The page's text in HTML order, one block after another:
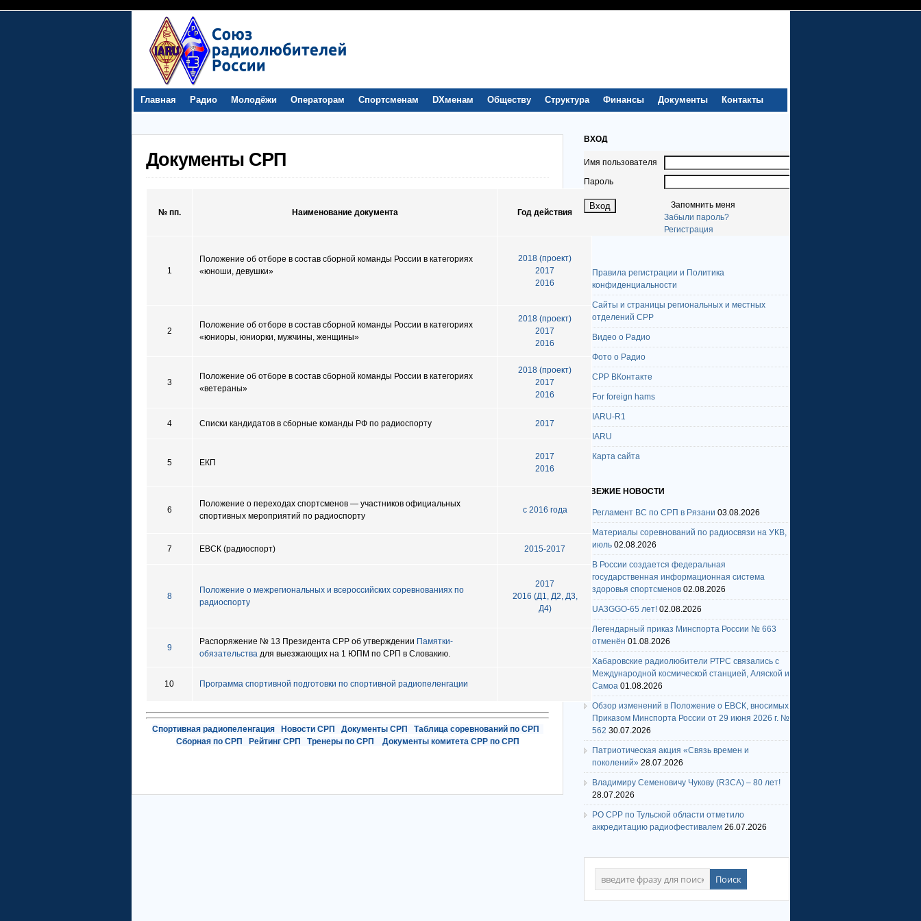
Главная Радио Молодёжи Операторам Спортсменам DXменам Обществу Структура Финансы Документы Контакты
Документы СРП
№ пп. Наименование документа Год действия
1
Положение об отборе в состав сборной команды России в категориях
«юноши, девушки»
2018 (проект)
2017
2016
2
Положение об отборе в состав сборной команды России в категориях
«юниоры, юниорки, мужчины, женщины»
2018 (проект)
2017
2016
3
Положение об отборе в состав сборной команды России в категориях
«ветераны»
2018 (проект)
2017
2016
4 Списки кандидатов в сборные команды РФ по радиоспорту 2017
5 ЕКП
2017
2016
6
Положение о переходах спортсменов — участников официальных
спортивных мероприятий по радиоспорту
с 2016 года
7 ЕВСК (радиоспорт) 2015-2017
8
Положение о межрегиональных и всероссийских соревнованиях по
радиоспорту
2017
2016 (Д1, Д2, Д3,
Д4)
9
Распоряжение № 13 Президента СРР об утверждении Памятки-
обязательства для выезжающих на 1 ЮПМ по СРП в Словакию.
10 Программа спортивной подготовки по спортивной радиопеленгации
Спортивная радиопеленгация Новости СРП Документы СРП
Таблица соревнований по СРП
Сборная по СРП
Рейтинг СРП Тренеры по СРП Документы комитета СРР по СРП
ВХОД
Имя пользователя
Пароль
Запомнить меня
Забыли пароль?
Регистрация
Правила регистрации и Политика
конфиденциальности
Сайты и страницы региональных и местных
отделений СРР
Видео о Радио
Фото о Радио
СРР ВКонтакте
For foreign hams
IARU-R1
IARU
Карта сайта
СВЕЖИЕ НОВОСТИ
Регламент ВС по СРП в Рязани 03.08.2026
Материалы соревнований по радиосвязи на УКВ,
июль 02.08.2026
В России создается федеральная
государственная информационная система
здоровья спортсменов 02.08.2026
UA3GGO-65 лет! 02.08.2026
Легендарный приказ Минспорта России № 663
отменён 01.08.2026
Хабаровские радиолюбители РТРС связались с
Международной космической станцией, Аляской и
Самоа 01.08.2026
Обзор изменений в Положение о ЕВСК, вносимых
Приказом Минспорта России от 29 июня 2026 г. №
562 30.07.2026
Патриотическая акция «Связь времен и
поколений» 28.07.2026
Владимиру Семеновичу Чукову (R3CA) – 80 лет!
28.07.2026
РО СРР по Тульской области отметило
аккредитацию радиофестивалем 26.07.2026